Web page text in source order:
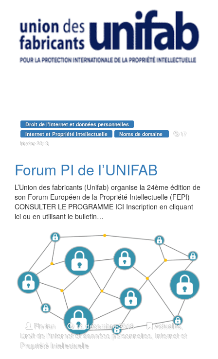
Droit de l'Internet et données personnelles
Internet et Propriété Intellectuelle
Noms de domaine
17
février 2019
Forum PI de l’UNIFAB
L’Union des fabricants (Unifab) organise la 24ème édition de
son Forum Européen de la Propriété Intellectuelle (FEPI)
CONSULTER LE PROGRAMME ICI Inscription en cliquant
ici ou en utilisant le bulletin…
Florian 14 décembre 2018 Actualité,
Droit de l'Internet et données personnelles, Internet et
Propriété Intellectuelle